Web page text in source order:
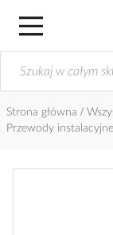
Strona główna
Przewody instalacyjne